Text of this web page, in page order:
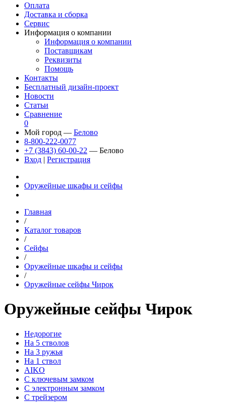
Оплата
Доставка и сборка
Сервис
Информация о компании
Информация о компании
Поставщикам
Реквизиты
Помощь
Контакты
Бесплатный дизайн-проект
Новости
Статьи
Сравнение
0
Мой город — Белово
8-800-222-0077
+7 (3843) 60-00-22 — Белово
Вход | Регистрация
Оружейные шкафы и сейфы
Главная
/
Каталог товаров
/
Сейфы
/
Оружейные шкафы и сейфы
/
Оружейные сейфы Чирок
Оружейные сейфы Чирок
Недорогие
На 5 стволов
На 3 ружья
На 1 ствол
AIKO
С ключевым замком
С электронным замком
С трейзером